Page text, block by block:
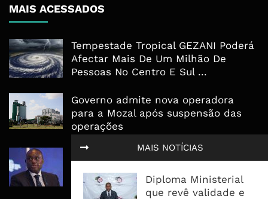
MAIS NOTÍCIAS
Diploma Ministerial
que revê validade e
MAIS ACESSADOS
Tempestade Tropical GEZANI Poderá
Afectar Mais De Um Milhão De
Pessoas No Centro E Sul ...
Governo admite nova operadora
para a Mozal após suspensão das
operações
CEO do Standard Bank pede ao
facilite os negócios